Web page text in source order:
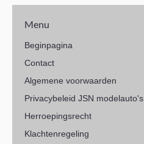
Menu
Beginpagina
Contact
Algemene voorwaarden
Privacybeleid JSN modelauto's
Herroepingsrecht
Klachtenregeling